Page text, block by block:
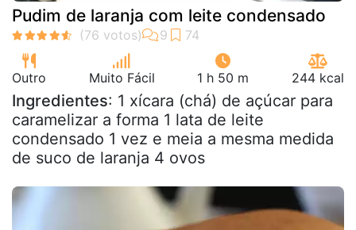
Pudim de laranja com leite condensado
Outro Muito Fácil 1 h 50 m 244 kcal
Ingredientes: 1 xícara (chá) de açúcar para
caramelizar a forma 1 lata de leite
condensado 1 vez e meia a mesma medida
de suco de laranja 4 ovos